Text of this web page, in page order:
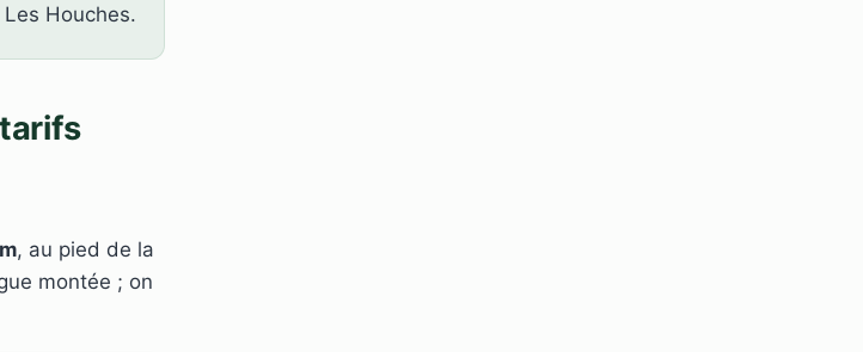
Houches.
, au pied de la
montée ; on